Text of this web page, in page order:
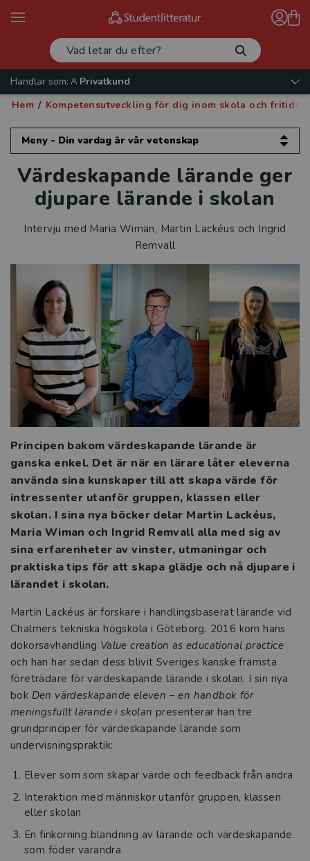
Handlar som:
Privatkund
Hem / Kompetensutveckling för dig inom skola och
Meny - Din vardag är vår vetenskap
Din vardag är vår vetenskap
Kompetensutveckling för dig inom
Kompetensutveckling för dig inom skola
och fritidshem
Intervjuer
Att leda ett effektivt elevhälsoarbete
Alternativa och kompletterande former
Hitta läsflyt och bygg upp ordförrådet
Kraften i den kollektiva förmågan
Läsning och gestaltning – att arbeta
med litteratur på mellanstadiet
Elevhälsan i förändring
Räkna med framgång
Att leda utvecklingsprocesser i förskola
och skola
Ämnesdidaktik för elever med
intellektuell funktionsnedsättning
Bygg starka elevrelationer och skapa
tillgänglig lärmiljö
Det ska vara lätt att läsa!
Läs – i alla ämnen
Från forskning till framgång i
klassrummet
Värdeskapande lärande ger
djupare lärande i skolan
Intervju med Maria Wiman, Martin Lackéus och Ingrid
Remvall
Principen bakom värdeskapande lärande är
ganska enkel. Det är när en lärare låter eleverna
använda sina kunskaper till att skapa värde för
intressenter utanför gruppen, klassen eller
skolan. I sina nya böcker delar Martin Lackéus,
Maria Wiman och Ingrid Remvall alla med sig av
sina erfarenheter av vinster, utmaningar och
praktiska tips för att skapa glädje och nå djupare i
lärandet i skolan.
Martin Lackéus är forskare i handlingsbaserat lärande vid
Chalmers tekniska högskola i Göteborg. 2016 kom hans
dokorsavhandling Value creation as educational practice
och han har sedan dess blivit Sveriges kanske främsta
företrädare för värdeskapande lärande i skolan. I sin nya
bok Den värdeskapande eleven –en handbok för
meningsfullt lärande i skolan presenterar han tre
grundprinciper för värdeskapande lärande som
undervisningspraktik:
Elever som som skapar värde och feedback från andra
Interaktion med människor utanför gruppen, klassen
eller skolan
En finkorning blandning av lärande och värdeskapande
som föder varandra